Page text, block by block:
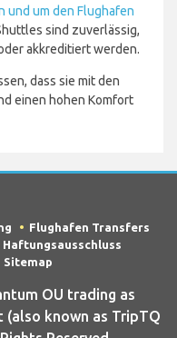
und um den Flughafen
sind zuverlässig,
akkreditiert werden.
dass sie mit den
einen hohen Komfort
Flughafen Transfers
Haftungsausschluss
Sitemap
OU trading as
known as TripTQ